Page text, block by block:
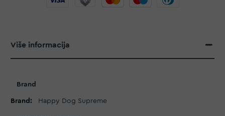
Više informacija
informacija
Brand
Happy Dog Supreme